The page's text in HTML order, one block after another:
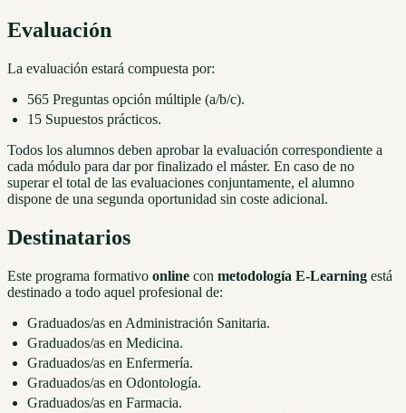
Evaluación
La evaluación estará compuesta por:
565 Preguntas opción múltiple (a/b/c).
15 Supuestos prácticos.
Todos los alumnos deben aprobar la evaluación correspondiente a
cada módulo para dar por finalizado el máster. En caso de no
superar el total de las evaluaciones conjuntamente, el alumno
dispone de una segunda oportunidad sin coste adicional.
Destinatarios
Este programa formativo online con metodología E-Learning está
destinado a todo aquel profesional de:
Graduados/as en Administración Sanitaria.
Graduados/as en Medicina.
Graduados/as en Enfermería.
Graduados/as en Odontología.
Graduados/as en Farmacia.